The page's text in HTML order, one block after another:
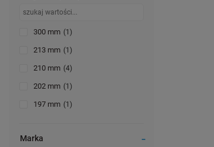
300 mm 1
213 mm 1
210 mm 4
202 mm 1
197 mm 1
Marka